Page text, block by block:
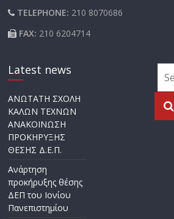
TELEPHONE: 210 8070686
FAX: 210 6204714
Latest news
ΑΝΩΤΑΤΗ ΣΧΟΛΗ
ΚΑΛΩΝ ΤΕΧΝΩΝ
ΑΝΑΚΟΙΝΩΣΗ
ΠΡΟΚΗΡΥΞΗΣ
ΘΕΣΗΣ Δ.Ε.Π.
Ανάρτηση
προκήρυξης θέσης
ΔΕΠ του Ιονίου
Πανεπιστημίου